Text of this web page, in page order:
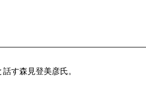
す森見登美彦氏。